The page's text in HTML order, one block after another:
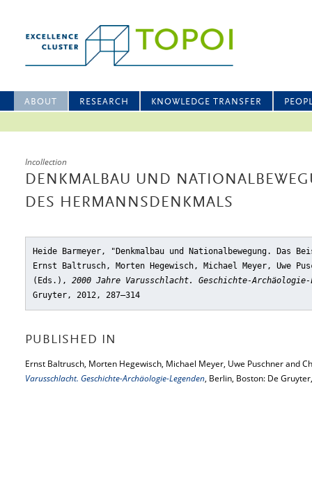
ABOUT RESEARCH KNOWLEDGE TRANSFER
Incollection
DENKMALBAU UND
DES HERMANNSDENKMALS
Heide Barmeyer, "Denkmalbau und Nationalbewegung. Das
Ernst Baltrusch, Morten Hegewisch, Michael Meyer, Uwe
(Eds.), 2000 Jahre Varusschlacht. Geschichte-Archäologie-
Gruyter, 2012, 287–314
PUBLISHED IN
Ernst Baltrusch, Morten Hegewisch, Michael Meyer, Uwe Puschner and
Varusschlacht. Geschichte-Archäologie-Legenden, Berlin, Boston: De